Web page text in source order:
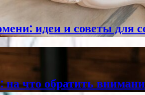
идеи и советы для
что обратить